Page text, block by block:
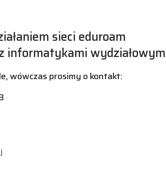
sieci eduroam
informatykami
wówczas prosimy o kontakt: